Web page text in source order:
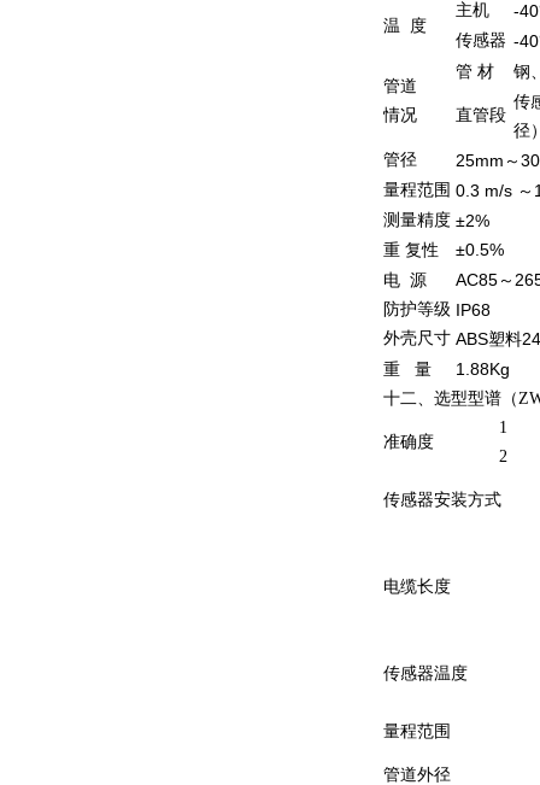
温 度
主机 -40
传感器 -40
管道
情况
管 材 钢
直管段
传
径
管径
25mm ～
量程范围 0.3 m/s ～
测量精度 ±2%
重 复性 ±0.5%
电 源 AC85 ～
防护等级 IP68
外壳尺寸 ABS塑料
重 量 1.88Kg
十二、选型型谱（
准确度
1
2
传感器安装方式
电缆长度
传感器温度
量程范围
管道外径